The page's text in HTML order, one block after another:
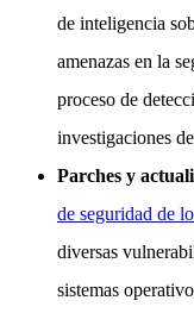
de inteligencia
amenazas en la
proceso de
investigaciones
Parches y
de seguridad de
diversas
sistemas